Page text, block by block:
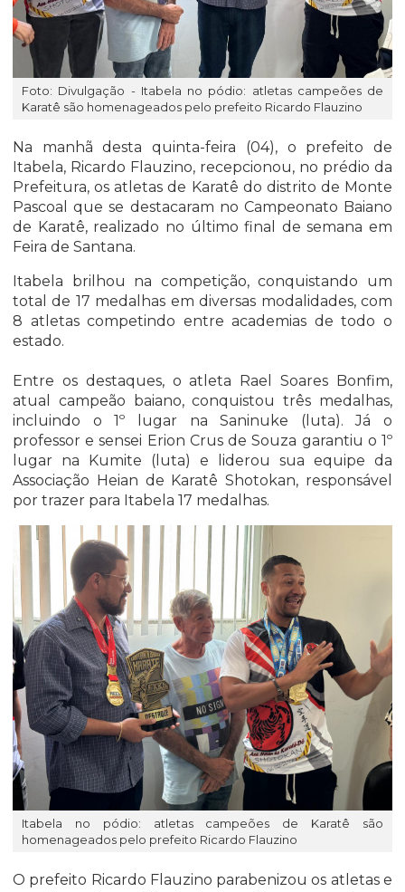
Foto: Divulgação - Itabela no pódio: atletas campeões de
Karatê são homenageados pelo prefeito Ricardo Flauzino
Na manhã desta quinta-feira (04), o prefeito de
Itabela, Ricardo Flauzino, recepcionou, no prédio da
Prefeitura, os atletas de Karatê do distrito de Monte
Pascoal que se destacaram no Campeonato Baiano
de Karatê, realizado no último final de semana em
Feira de Santana.
Itabela brilhou na competição, conquistando um
total de 17 medalhas em diversas modalidades, com
8 atletas competindo entre academias de todo o
estado.
Entre os destaques, o atleta Rael Soares Bonfim,
atual campeão baiano, conquistou três medalhas,
incluindo o 1º lugar na Saninuke (luta). Já o
professor e sensei Erion Crus de Souza garantiu o 1º
lugar na Kumite (luta) e liderou sua equipe da
Associação Heian de Karatê Shotokan, responsável
por trazer para Itabela 17 medalhas.
Itabela no pódio: atletas campeões de Karatê são
homenageados pelo prefeito Ricardo Flauzino
O prefeito Ricardo Flauzino parabenizou os atletas e